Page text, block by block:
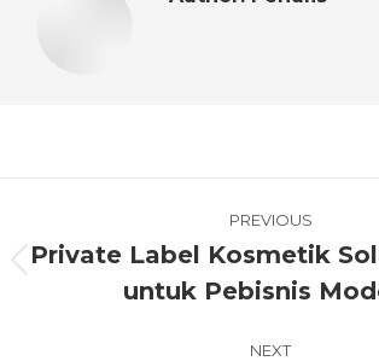
PREVIOUS
Private Label Kosmetik
untuk Pebisnis
NEXT